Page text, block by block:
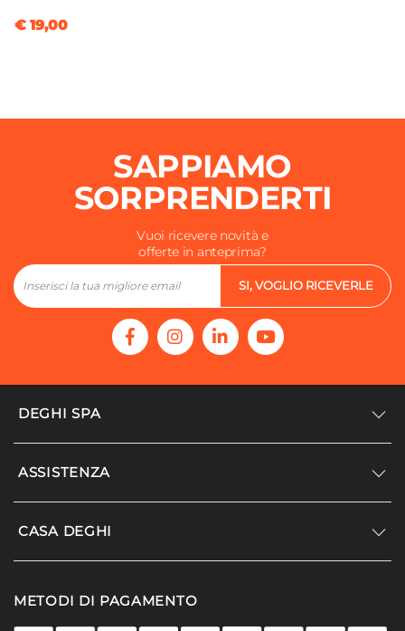
€ 19,00
SAPPIAMO
SORPRENDERTI
Vuoi ricevere novità e
offerte in anteprima?
SI, VOGLIO RICEVERLE
DEGHI SPA
Accedi/Registrati
Modello organizzativo e codice etico
Promozioni
ASSISTENZA
Supporto
Agevolazioni fiscali
CASA DEGHI
I nostri luoghi
METODI DI PAGAMENTO